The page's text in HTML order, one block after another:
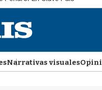
Narrativas visuales